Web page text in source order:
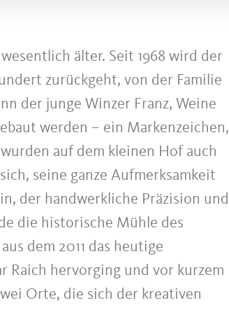
älter. Seit 1968 wird der
zurückgeht, von der Familie
der junge Winzer Franz, Weine
werden – ein Markenzeichen,
auf dem kleinen Hof auch
seine ganze Aufmerksamkeit
der handwerkliche Präzision und
die historische Mühle des
dem 2011 das heutige
Raich hervorging und vor kurzem
Orte, die sich der kreativen